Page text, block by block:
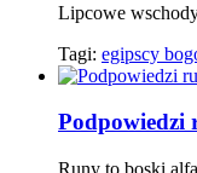
Lipcowe
Tagi: egipscy
Podpowiedzi
Runy to boski